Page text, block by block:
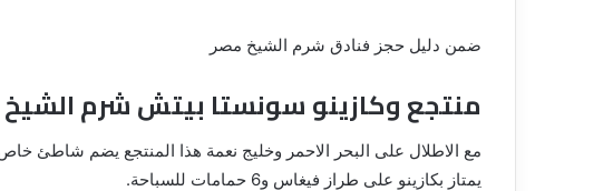
ضمن دليل حجز فنادق شرم الشيخ مصر
منتجع وكازينو سونستا بيتش شرم الشيخ
مع الاطلال على البحر الاحمر وخليج نعمة هذا المنتجع يضم شاطئ
يمتاز بكازينو على طراز فيغاس و6 حمامات للسباحة.